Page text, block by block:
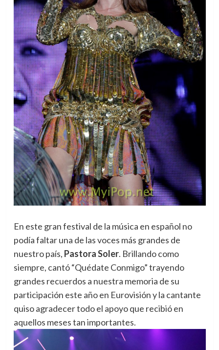
En este gran festival de la música en español no
podía faltar una de las voces más grandes de
nuestro país, Pastora Soler. Brillando como
siempre, cantó “Quédate Conmigo” trayendo
grandes recuerdos a nuestra memoria de su
participación este año en Eurovisión y la cantante
quiso agradecer todo el apoyo que recibió en
aquellos meses tan importantes.